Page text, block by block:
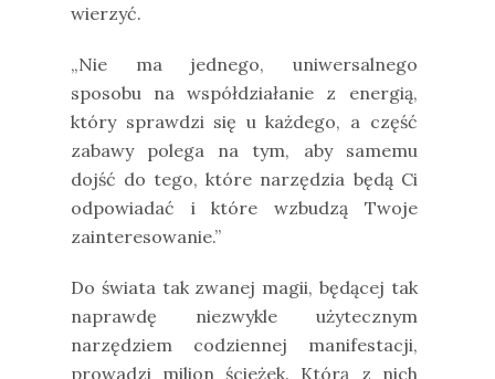
wierzyć.
„Nie ma jednego, uniwersalnego
sposobu na współdziałanie z energią,
który sprawdzi się u każdego, a część
zabawy polega na tym, aby samemu
dojść do tego, które narzędzia będą Ci
odpowiadać i które wzbudzą Twoje
zainteresowanie.”
Do świata tak zwanej magii, będącej tak
naprawdę niezwykle użytecznym
narzędziem codziennej manifestacji,
prowadzi milion ścieżek. Którą z nich